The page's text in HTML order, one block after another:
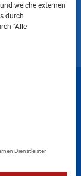
NICHT
welche externen
durch
"Alle
Dienstleister